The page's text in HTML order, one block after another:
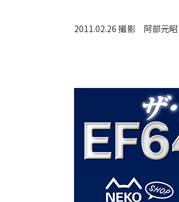
2011.02.26 撮影 阿部元昭